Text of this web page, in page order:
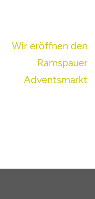
Wir eröffnen den
Ramspauer
Adventsmarkt